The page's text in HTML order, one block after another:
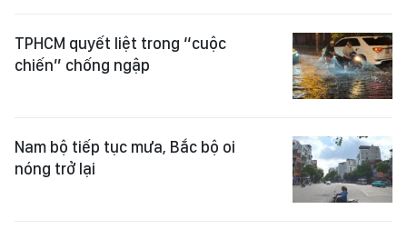
TPHCM quyết liệt trong “cuộc
chiến” chống ngập
Nam bộ tiếp tục mưa, Bắc bộ oi
nóng trở lại